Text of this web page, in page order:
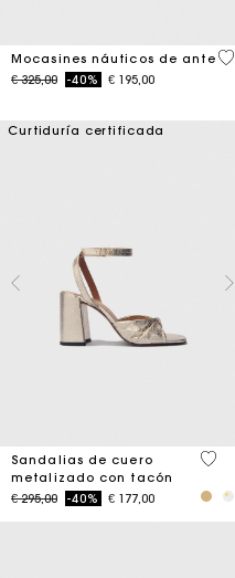
Mocasines náuticos de ante
Price reduced from
€ 325,00to-40% € 195,00
5
Curtiduría certificada
Sandalias de cuero
metalizado con tacón
Price reduced from
€ 295,00to-40% € 177,00
4,9